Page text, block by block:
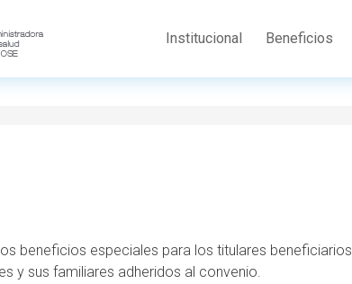
Institucional
Beneficios
beneficios especiales para los titulares beneficiarios
y sus familiares adheridos al convenio.